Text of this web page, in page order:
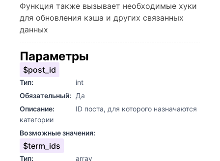
Функция также вызывает необходимые хуки
для обновления кэша и других связанных
данных
Параметры
$post_id
Тип:
int
Обязательный:
Да
Описание:
ID поста, для которого назначаются
категории
Возможные значения:
$term_ids
Тип: array